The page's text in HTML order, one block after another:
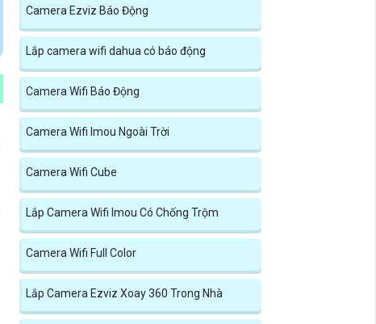
Camera Ezviz Báo Động
Lắp camera wifi dahua có báo động
Camera Wifi Báo Động
Camera Wifi Imou Ngoài Trời
Camera Wifi Cube
Lắp Camera Wifi Imou Có Chống Trộm
Camera Wifi Full Color
Lắp Camera Ezviz Xoay 360 Trong Nhà